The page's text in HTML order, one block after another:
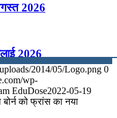
2026
2026
2026
2014/05/Logo.png 0
wp-
EduDose2022-05-19
को फ्रांस का नया